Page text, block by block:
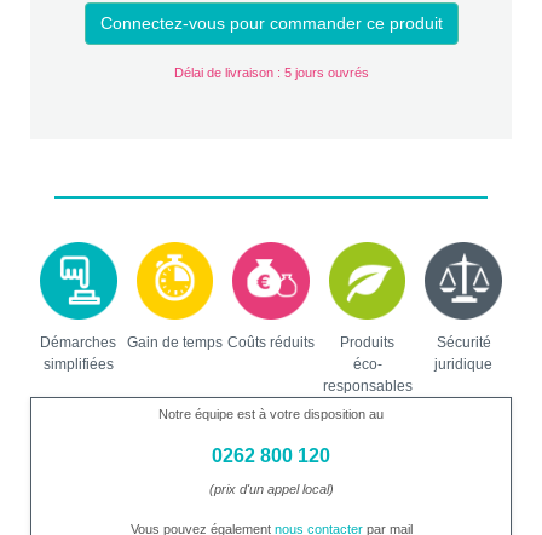
Connectez-vous pour commander ce produit
Délai de livraison : 5 jours ouvrés
Démarches
simplifiées
Gain de temps Coûts réduits
Produits
éco-
responsables
Sécurité
juridique
Notre équipe est à votre disposition au
0262 800 120
(prix d'un appel local)
Vous pouvez également nous contacterpar mail